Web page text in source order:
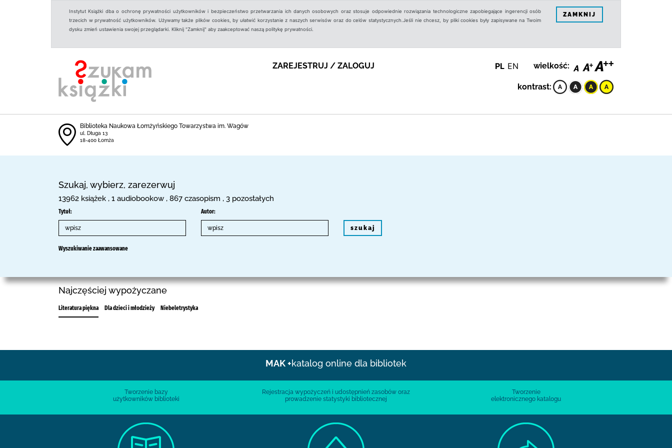
Instytut Książki dba o ochronę prywatności użytkowników i bezpieczeństwo przetwarzania ich danych osobowych oraz stosuje odpowiednie rozwiązania technologiczne zapobiegające ingerencji osób
trzecich w prywatność użytkowników. Używamy także plików cookies, by ułatwić korzystanie z naszych serwisów oraz do celów statystycznych.Jeśli nie chcesz, by pliki cookies były zapisywane na Twoim
dysku zmień ustawienia swojej przeglądarki. Kliknij "Zamknij" aby zaakceptować naszą politykę prywatności.
ZAMKNIJ
ZAREJESTRUJ / ZALOGUJ PL EN wielkość:
kontrast:
Biblioteka Naukowa Łomżyńskiego Towarzystwa im. Wagów
ul. Długa 13
18-400 Łomża
Szukaj, wybierz, zarezerwuj
13962 książek , 1 audiobookow , 867 czasopism , 3 pozostałych
Tytuł: Autor:
szukaj
Wyszukiwanie zaawansowane
Najczęściej wypożyczane
Literatura piękna Dla dzieci i młodzieży Niebeletrystyka
MAK +katalog online dla bibliotek
Tworzenie bazy
użytkowników biblioteki
Rejestracja wypożyczeń i udostępnień zasobów oraz
prowadzenie statystyki bibliotecznej
Tworzenie
elektronicznego katalogu